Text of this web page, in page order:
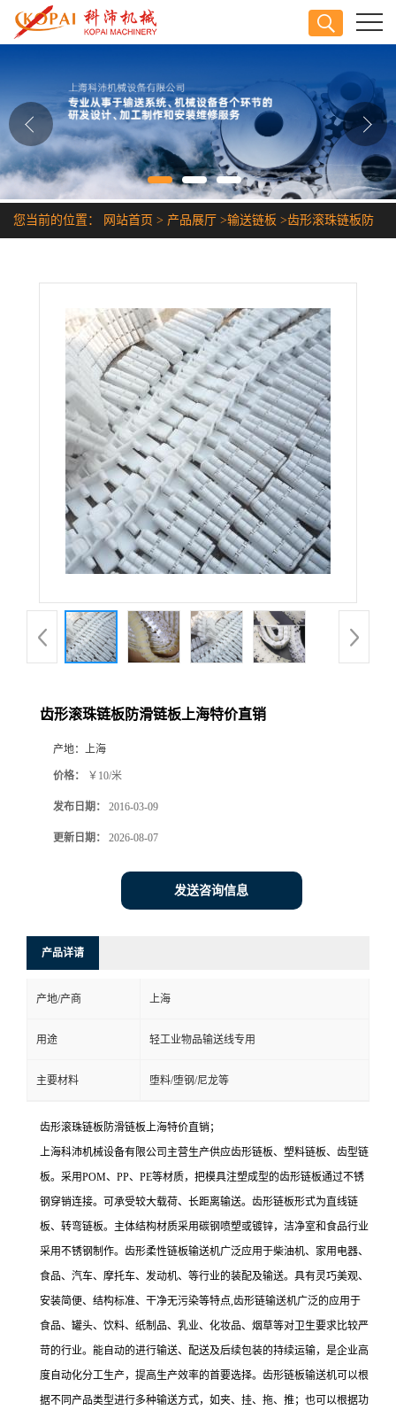
公司介绍
公司动态
产品展厅
证书荣誉
您当前的位置： 网站首页 > 产品展厅 >输送链板 >齿形滚珠链板防
齿形滚珠链板防滑链板上海特价直销
产地： 上海
价格： ￥10/米
发布日期： 2016-03-09
更新日期： 2026-08-07
发送咨询信息
产品详请
产地/产商 上海
用途 轻工业物品输送线专用
主要材料 堕料/堕钢/尼龙等
齿形滚珠链板防滑链板上海特价直销；
上海科沛机械设备有限公司主营生产供应齿形链板、塑料链板、齿型链
板。采用POM、PP、PE等材质，把模具注塑成型的齿形链板通过不锈
钢穿销连接。可承受较大载荷、长距离输送。齿形链板形式为直线链
板、转弯链板。主体结构材质采用碳钢喷塑或镀锌，洁净室和食品行业
采用不锈钢制作。齿形柔性链板输送机广泛应用于柴油机、家用电器、
食品、汽车、摩托车、发动机、等行业的装配及输送。具有灵巧美观、
安装简便、结构标准、干净无污染等特点,齿形链输送机广泛的应用于
食品、罐头、饮料、纸制品、乳业、化妆品、烟草等对卫生要求比较严
苛的行业。能自动的进行输送、配送及后续包装的持续运输，是企业高
度自动化分工生产，提高生产效率的首要选择。齿形链板输送机可以根
据不同产品类型进行多种输送方式，如夹、挂、拖、推；也可以根据功